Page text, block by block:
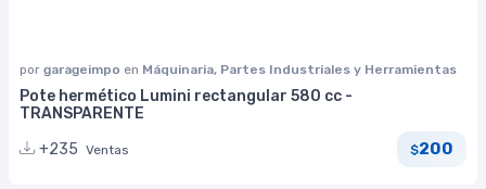
por garageimpo en Máquinaria, Partes Industriales y Herramientas
Pote hermético Lumini rectangular 580 cc -
TRANSPARENTE
+235 Ventas $200